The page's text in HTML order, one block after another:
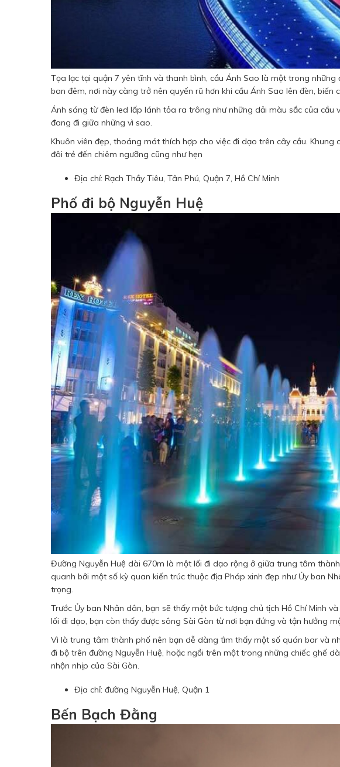
Tọa lạc tại quận 7 yên tĩnh và thanh bình, cầu Ánh Sao là một trong
ban đêm, nơi này càng trở nên quyến rũ hơn khi cầu Ánh Sao lên đèn,
Ánh sáng từ đèn led lấp lánh tỏa ra trông như những dải màu sắc của cầu
đang đi giữa những vì sao.
Khuôn viên đẹp, thoáng mát thích hợp cho việc đi dạo trên cây cầu.
đôi trẻ đến chiêm ngưỡng cũng như hẹn
Địa chỉ: Rạch Thầy Tiêu, Tân Phú, Quận 7, Hồ Chí Minh
Phố đi bộ Nguyễn Huệ
Đường Nguyễn Huệ dài 670m là một lối đi dạo rộng ở giữa trung tâm
quanh bởi một số kỳ quan kiến ​​trúc thuộc địa Pháp xinh đẹp như Ủy ban
trọng.
Trước Ủy ban Nhân dân, bạn sẽ thấy một bức tượng chủ tịch Hồ Chí Minh
lối đi dạo, bạn còn thấy được sông Sài Gòn từ nơi bạn đứng và tận hưởng
Vì là trung tâm thành phố nên bạn dễ dàng tìm thấy một số quán bar và
đi bộ trên đường Nguyễn Huệ, hoặc ngồi trên một trong những chiếc ghế
nhộn nhịp của Sài Gòn.
Địa chỉ: đường Nguyễn Huệ, Quận 1
Bến Bạch Đằng